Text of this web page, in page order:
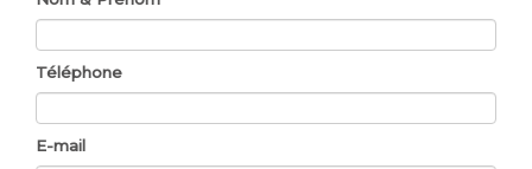
Téléphone
E-mail